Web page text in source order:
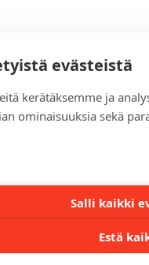
evästeistä
kerätäksemme ja
ominaisuuksia sekä
Salli kaikki
Estä